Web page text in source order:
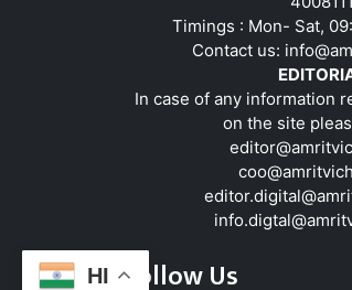
HI
Timings : Mon- Sat,
Contact us:
In case of any information
on the site
Follow Us